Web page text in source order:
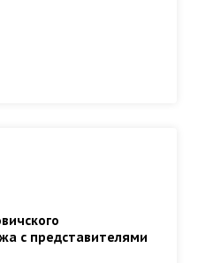
с представителями